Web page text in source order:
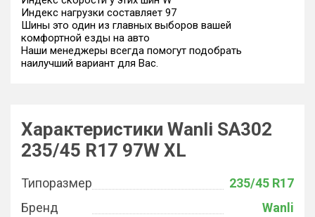
Индекс нагрузки составляет 97
Шины это один из главных выборов вашей
комфортной езды на авто
Наши менеджеры всегда помогут подобрать
наилучший вариант для Вас.
Характеристики Wanli SA302
235/45 R17 97W XL
Типоразмер
235/45 R17
Бренд
Wanli